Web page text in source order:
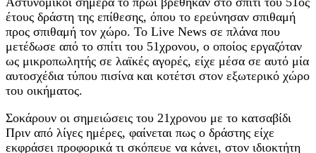
έτους δράστη της επίθεσης, όπου το ερεύνησαν σπιθαμή
προς σπιθαμή τον χώρο. Το Live News σε πλάνα που
μετέδωσε από το σπίτι του 51χρονου, ο οποίος εργαζόταν
ως μικροπωλητής σε λαϊκές αγορές, είχε μέσα σε αυτό μία
αυτοσχέδια τύπου πισίνα και κοτέτσι στον εξωτερικό χώρο
του οικήματος.
Σοκάρουν οι σημειώσεις του 21χρονου με το κατσαβίδι
Πριν από λίγες ημέρες, φαίνεται πως ο δράστης είχε
εκφράσει προφορικά τι σκόπευε να κάνει, στον ιδιοκτήτη